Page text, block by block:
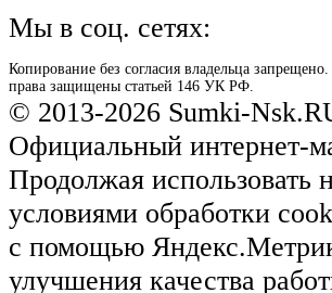
Мы в соц. сетях:
Копирование без согласия владельца
права защищены статьей 146 УК РФ.
© 2013-2026 Sumki-
Официальный интернет-
Продолжая использовать
условиями обработки
с помощью
улучшения качества